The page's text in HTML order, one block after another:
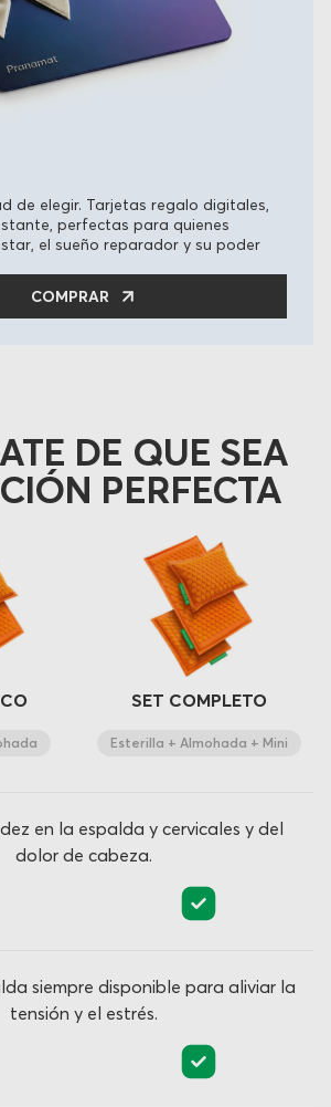
de elegir. Tarjetas regalo digitales,
perfectas para quienes
el sueño reparador y su poder
COMPRAR
DE QUE SEA
PERFECTA
SET COMPLETO
Esterilla + Almohada + Mini
en la espalda y cervicales y del
dolor de cabeza.
siempre disponible para aliviar la
tensión y el estrés.